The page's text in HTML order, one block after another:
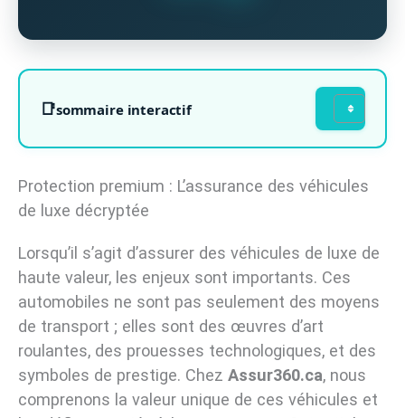
sommaire interactif
Protection premium : L’assurance des véhicules
de luxe décryptée
Lorsqu’il s’agit d’assurer des véhicules de luxe de
haute valeur, les enjeux sont importants. Ces
automobiles ne sont pas seulement des moyens
de transport ; elles sont des œuvres d’art
roulantes, des prouesses technologiques, et des
symboles de prestige. Chez Assur360.ca, nous
comprenons la valeur unique de ces véhicules et